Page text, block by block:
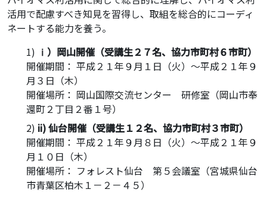
活用で配慮すべき知見を習得し、取組を総合的にコーディ
ネートする能力を養う。
ⅰ）岡山開催（受講生２７名、協力市町村６市町）
開催期間： 平成２１年９月１日（火）～平成２１年９
月３日（木）
開催場所： 岡山国際交流センター 研修室（岡山市奉
還町２丁目２番１号）
ii) 仙台開催（受講生１２名、協力市町村３市町）
開催期間： 平成２１年９月８日（火）～平成２１年９
月１０日（木）
開催場所： フォレスト仙台 第５会議室（宮城県仙台
市青葉区柏木１－２－４５）